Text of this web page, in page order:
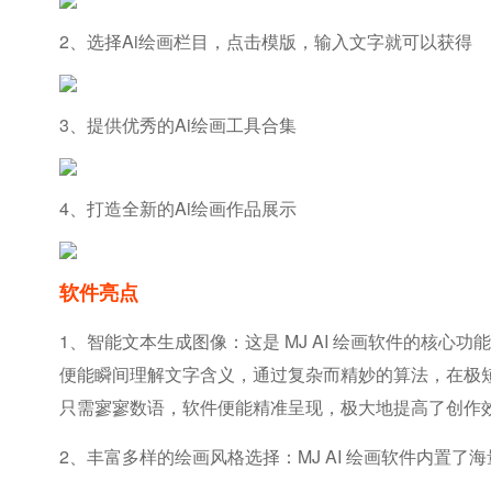
2、选择ai绘画栏目，点击模版，输入文字就可以获得
3、提供优秀的ai绘画工具合集
4、打造全新的ai绘画作品展示
软件亮点
1、智能文本生成图像：这是 MJ AI 绘画软件的核心功
便能瞬间理解文字含义，通过复杂而精妙的算法，在
只需寥寥数语，软件便能精准呈现，极大地提高了创作
2、丰富多样的绘画风格选择：MJ AI 绘画软件内置了